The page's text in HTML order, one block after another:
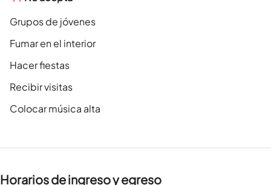
Grupos de jóvenes
Fumar en el interior
Hacer fiestas
Recibir visitas
Colocar música alta
Horarios de ingreso y egreso